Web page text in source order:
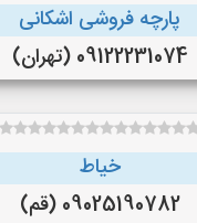
پارچه فروشی اشکانی
09122231074 (تهران)
خیاط
09025190782 (قم)